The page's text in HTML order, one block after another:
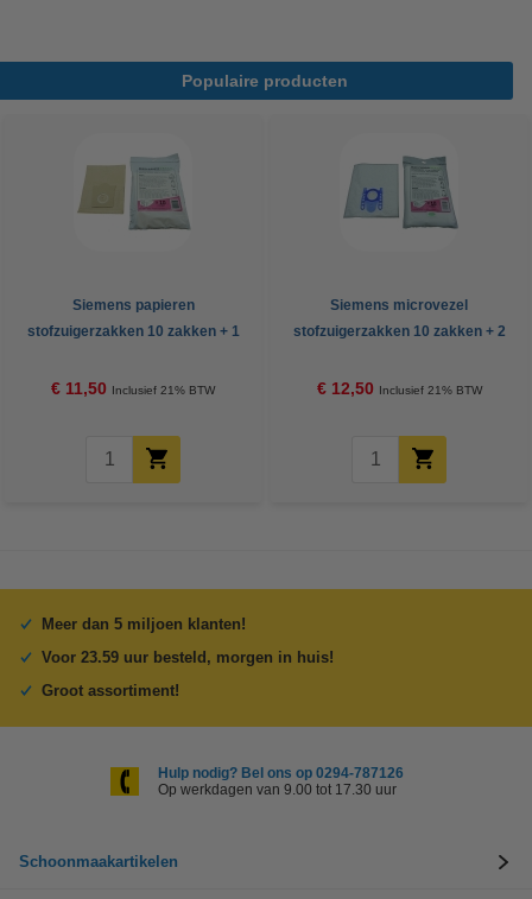
Populaire producten
Siemens papieren
stofzuigerzakken 10 zakken + 1
€ 11,50 Inclusief 21% BTW
Siemens microvezel
stofzuigerzakken 10 zakken + 2
€ 12,50 Inclusief 21% BTW
Meer dan 5 miljoen klanten!
Voor 23.59 uur besteld, morgen in huis!
Groot assortiment!
Hulp nodig? Bel ons op 0294-787126
Op werkdagen van 9.00 tot 17.30 uur
Schoonmaakartikelen